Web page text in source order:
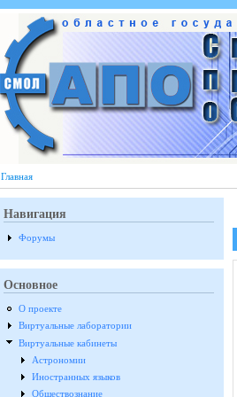
Главная
Навигация
Форумы
Основное
О проекте
Виртуальные лаборатории
Виртуальные кабинеты
Астрономии
Иностранных языков
Обществознание